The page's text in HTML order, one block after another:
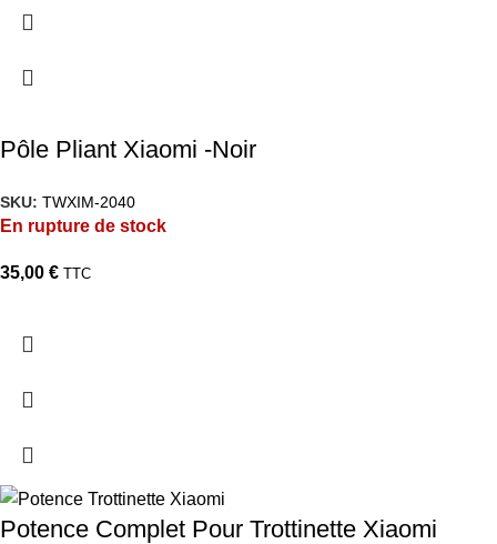
Pôle Pliant Xiaomi -Noir
SKU: TWXIM-2040
En rupture de stock
35,00 € TTC
Potence Complet Pour Trottinette Xiaomi